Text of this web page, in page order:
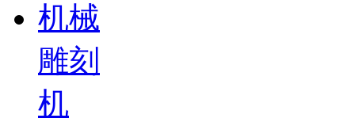
机械
雕刻
机